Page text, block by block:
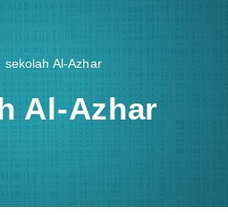
sekolah Al-Azhar
Al-Azhar